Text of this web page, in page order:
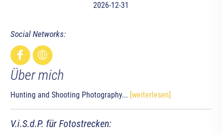
2026-12-31
Social Networks:
Über mich
Hunting and Shooting Photography... [weiterlesen]
V.i.S.d.P. für Fotostrecken: